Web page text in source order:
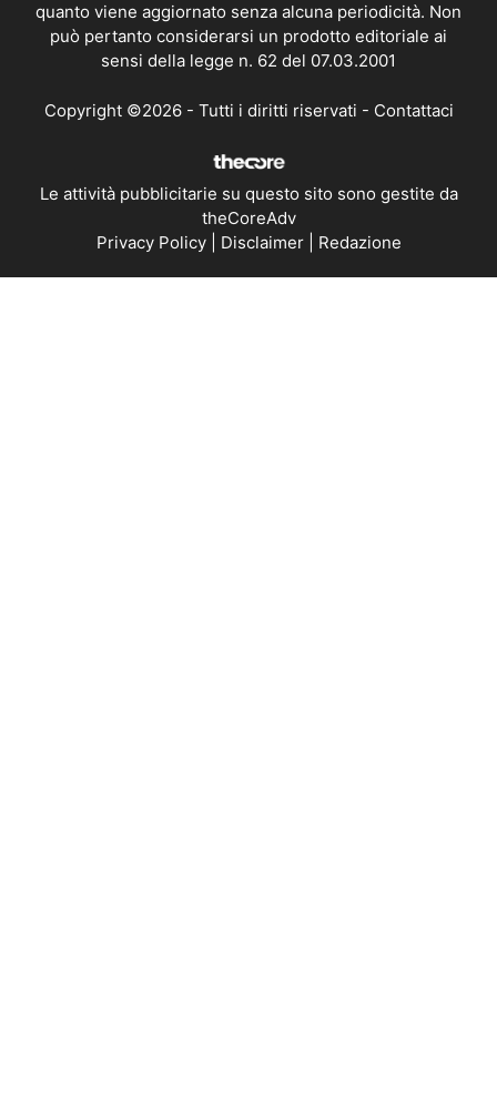
quanto viene aggiornato senza alcuna periodicità. Non
può pertanto considerarsi un prodotto editoriale ai
sensi della legge n. 62 del 07.03.2001
Copyright ©2026 - Tutti i diritti riservati - Contattaci
Le attività pubblicitarie su questo sito sono gestite da
theCoreAdv
Privacy Policy| Disclaimer| Redazione